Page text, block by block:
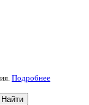
Подробнее
Найти